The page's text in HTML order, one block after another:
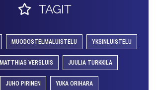
TAGIT
MUODOSTELMALUISTELU YKSINLUISTELU
MATTHIAS VERSLUIS JUULIA TURKKILA
JUHO PIRINEN YUKA ORIHARA